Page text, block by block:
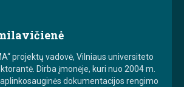
projektų vadovė, Vilniaus universiteto
Dirba įmonėje, kuri nuo 2004 m.
dokumentacijos rengimo